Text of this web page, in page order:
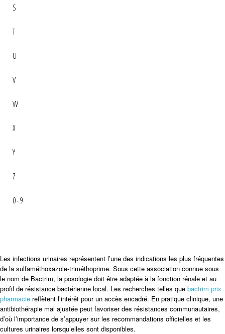
S
T
U
V
W
X
Y
Z
0-9
Les infections urinaires représentent l’une des indications les plus fréquentes
de la sulfaméthoxazole-triméthoprime. Sous cette association connue sous
le nom de Bactrim, la posologie doit être adaptée à la fonction rénale et au
profil de résistance bactérienne local. Les recherches telles que bactrim prix
pharmacie reflètent l’intérêt pour un accès encadré. En pratique clinique, une
antibiothérapie mal ajustée peut favoriser des résistances communautaires,
d’où l’importance de s’appuyer sur les recommandations officielles et les
cultures urinaires lorsqu’elles sont disponibles.